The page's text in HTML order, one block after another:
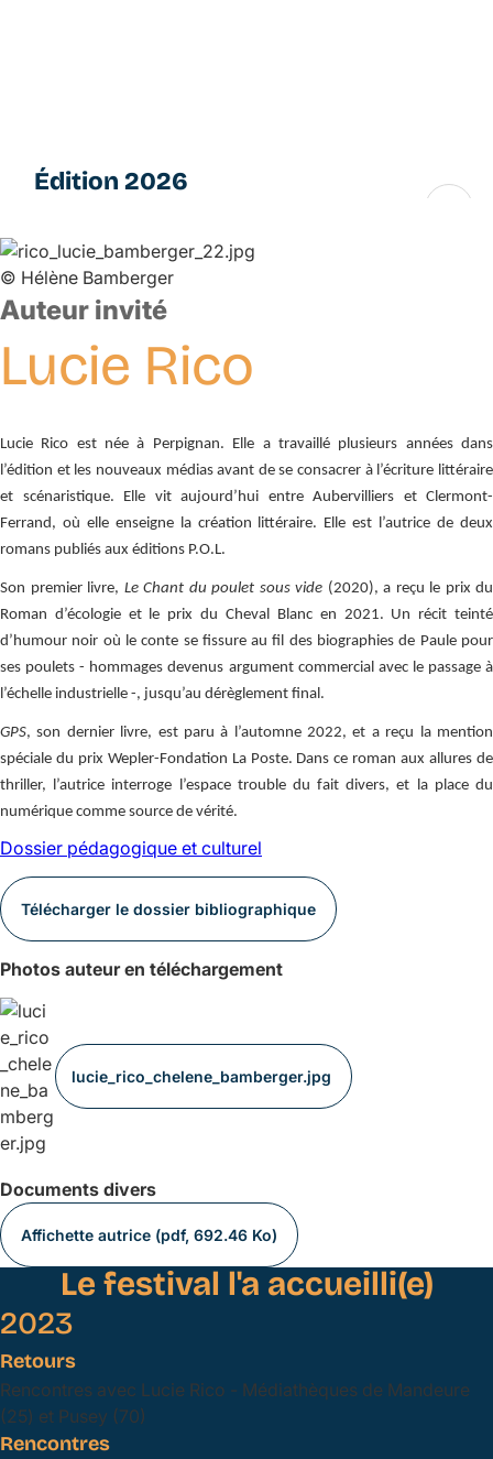
F
u
g
Édition 2026
© Hélène Bamberger
Auteur invité
Lucie Rico
Lucie Rico est née à Perpignan. Elle a travaillé plusieurs années dans
l’édition et les nouveaux médias avant de se consacrer à l’écriture littéraire
et scénaristique. Elle vit aujourd’hui entre Aubervilliers et Clermont-
Ferrand, où elle enseigne la création littéraire. Elle est l’autrice de deux
romans publiés aux éditions P.O.L.
Son premier livre, Le Chant du poulet sous vide (2020), a reçu le prix du
Roman d’écologie et le prix du Cheval Blanc en 2021. Un récit teinté
d’humour noir où le conte se fissure au fil des biographies de Paule pour
ses poulets - hommages devenus argument commercial avec le passage à
l’échelle industrielle -, jusqu’au dérèglement final.
GPS, son dernier livre, est paru à l’automne 2022, et a reçu la mention
spéciale du prix Wepler-Fondation La Poste. Dans ce roman aux allures de
thriller, l’autrice interroge l’espace trouble du fait divers, et la place du
numérique comme source de vérité.
Dossier pédagogique et culturel
Télécharger le dossier bibliographique
Photos auteur en téléchargement
lucie_rico_chelene_bamberger.jpg
Documents divers
Affichette autrice (pdf, 692.46 Ko)
Le festival l'a accueilli(e)
2023
Retours
Rencontres avec Lucie Rico - Médiathèques de Mandeure
(25) et Pusey (70)
Rencontres